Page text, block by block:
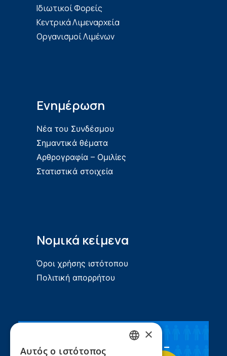
Ιδιωτικοί Φορείς
Κεντρικά Λιμεναρχεία
Οργανισμοί Λιμένων
Ενημέρωση
Νέα του Συνδέσμου
Σημαντικά θέματα
Αρθρογραφία – Ομιλίες
Στατιστικά στοιχεία
Νομικά κείμενα
Όροι χρήσης ιστότοπου
Πολιτική απορρήτου
Συνεργασία ΣEEN –
×
Αυτός ο ιστότοπος